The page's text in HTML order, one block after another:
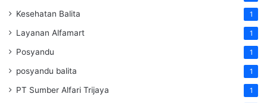
Kesehatan Balita 1
Layanan Alfamart 1
Posyandu 1
posyandu balita 1
PT Sumber Alfari Trijaya 1